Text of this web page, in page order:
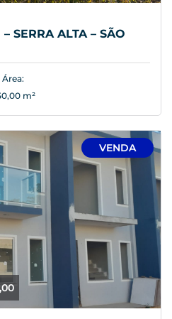
SERRA ALTA – SÃO
Área:
m²
VENDA